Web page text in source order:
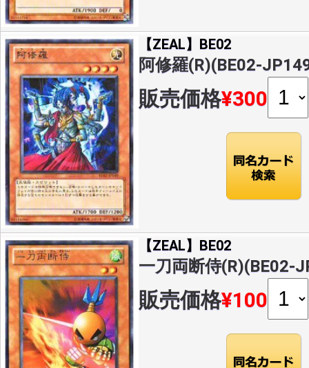
【ZEAL】BE02
阿修羅(R)(BE02-
販売価格¥300
【ZEAL】BE02
一刀両断侍(R)(BE02-
販売価格¥100